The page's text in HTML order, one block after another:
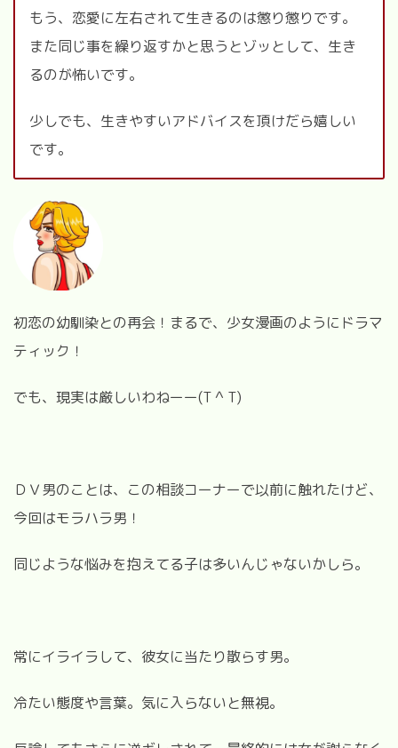
もう、恋愛に左右されて生きるのは懲り懲りです。
また同じ事を繰り返すかと思うとゾッとして、生き
るのが怖いです。
少しでも、生きやすいアドバイスを頂けだら嬉しい
です。
初恋の幼馴染との再会！まるで、少女漫画のようにドラマ
ティック！
でも、現実は厳しいわねーー(T ^ T)
ＤＶ男のことは、この相談コーナーで以前に触れたけど、
今回はモラハラ男！
同じような悩みを抱えてる子は多いんじゃないかしら。
常にイライラして、彼女に当たり散らす男。
冷たい態度や言葉。気に入らないと無視。